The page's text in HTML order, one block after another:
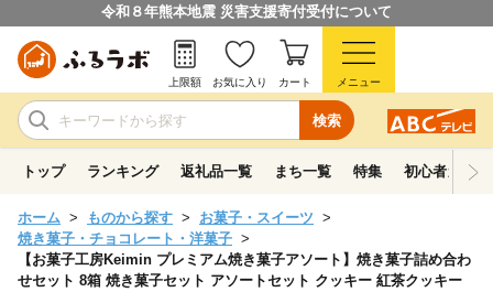
令和８年熊本地震 災害支援寄付受付について
検索
上限額 お気に入り カート メニュー
トップ ランキング 返礼品一覧 まち一覧 特集 初心者ガイド
ホーム ものから探す
お菓子・スイーツ
焼き菓子・チョコレート・洋菓子
【お菓子工房Keimin プレミアム焼き菓子アソート】焼き菓子詰め合わ
せセット 8箱 焼き菓子セット アソートセット クッキー 紅茶クッキー